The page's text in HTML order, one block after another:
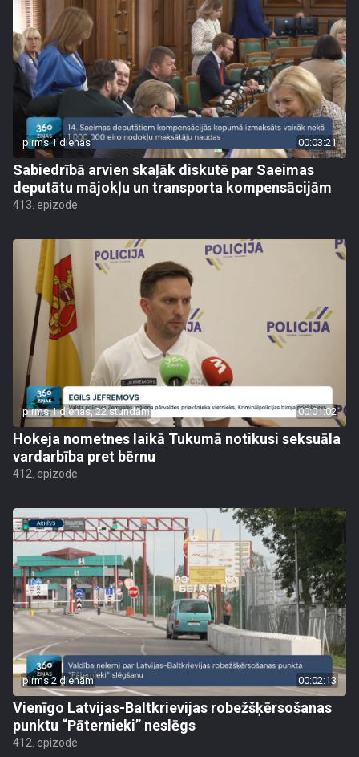
pirms 1 dienas 00:03:21
Sabiedrībā arvien skaļāk diskutē par Saeimas
deputātu mājokļu un transporta kompensācijām
413. epizode
pirms 1 dienas, 22 stundām 00:01:02
Hokeja nometnes laikā Tukumā notikusi seksuāla
vardarbība pret bērnu
412. epizode
pirms 2 dienām 00:02:13
Vienīgo Latvijas-Baltkrievijas robežšķērsošanas
punktu “Pāternieki” neslēgs
412. epizode